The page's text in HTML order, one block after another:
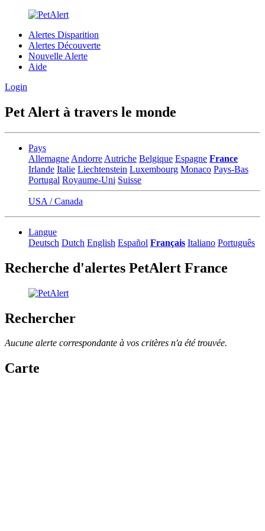
Alertes Disparition
Alertes Découverte
Nouvelle Alerte
Aide
Login
Pet Alert à travers le monde
Pays
Allemagne Andorre Autriche Belgique Espagne France
Irlande Italie Liechtenstein Luxembourg Monaco Pays-Bas
Portugal Royaume-Uni Suisse
USA / Canada
Langue
Deutsch Dutch English Español Français Italiano Português
Recherche d'alertes PetAlert France
Rechercher
Aucune alerte correspondante à vos critères n'a été trouvée.
Carte